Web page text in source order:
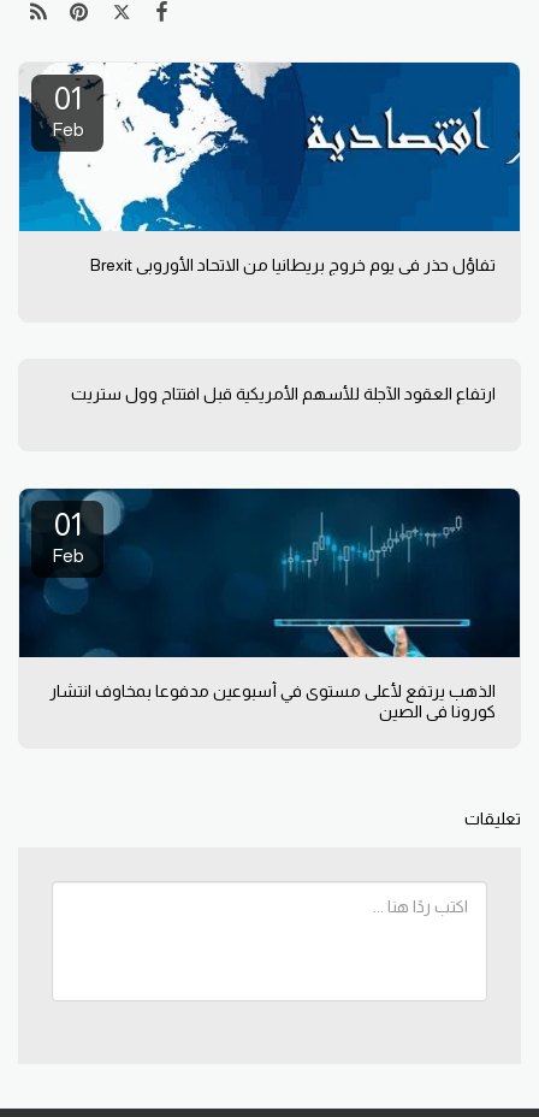
01
Feb
تفاؤل حذر في يوم خروج بريطانيا من الاتحاد الأوروبي Brexit
ارتفاع العقود الآجلة للأسهم الأمريكية قبل افتتاح وول ستريت
01
Feb
الذهب يرتفع لأعلى مستوى في أسبوعين مدفوعا بمخاوف انتشار
كورونا في الصين
تعليقات